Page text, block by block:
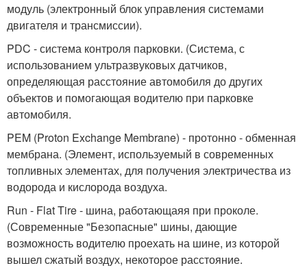
модуль (электронный блок управления системами
двигателя и трансмиссии).
PDC - система контроля парковки. (Система, с
использованием ультразвуковых датчиков,
определяющая расстояние автомобиля до других
объектов и помогающая водителю при парковке
автомобиля.
PEM (Proton Exchange Membrane) - протонно - обменная
мембрана. (Элемент, используемый в современных
топливных элементах, для получения электричества из
водорода и кислорода воздуха.
Run - Flat Tire - шина, работающаяя при проколе.
(Современные "Безопасные" шины, дающие
возможность водителю проехать на шине, из которой
вышел сжатый воздух, некоторое расстояние.